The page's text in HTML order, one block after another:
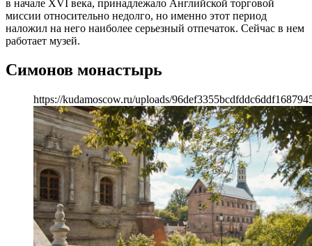
в начале XVI века, принадлежало Английской торговой
миссии относительно недолго, но именно этот период
наложил на него наиболее серьезный отпечаток. Сейчас в нем
работает музей.
Симонов монастырь
https://kudamoscow.ru/uploads/